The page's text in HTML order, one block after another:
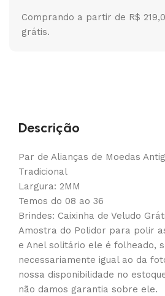
Comprando a partir de R$
grátis.
Descrição
Par de Alianças de Moedas
Tradicional
Largura: 2MM
Temos do 08 ao 36
Brindes: Caixinha de Veludo
Amostra do Polidor para polir
e Anel solitário ele é folheado,
necessariamente igual ao da
nossa disponibilidade no
não damos garantia sobre ele.